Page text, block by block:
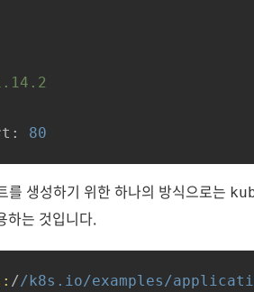
80
생성하기 위한 하나의 방식으로는
하는 것입니다.
//k8s.io/examples/